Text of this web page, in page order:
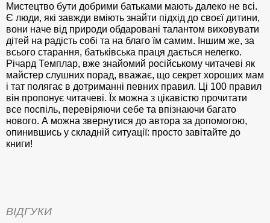
Мистецтво бути добрими батьками мають далеко не всі.
Є люди, які завжди вміють знайти підхід до своєї дитини,
вони наче від природи обдаровані талантом виховувати
дітей на радість собі та на благо їм самим. Іншим же, за
всього старання, батьківська праця дається нелегко.
Річард Темплар, вже знайомий російському читачеві як
майстер слушних порад, вважає, що секрет хороших мам
і тат полягає в дотриманні певних правил. Ці 100 правил
він пропонує читачеві. Їх можна з цікавістю прочитати
все поспіль, перевіряючи себе та впізнаючи багато
нового. А можна звернутися до автора за допомогою,
опинившись у складній ситуації: просто завітайте до
книги!
ВІДГУКИ